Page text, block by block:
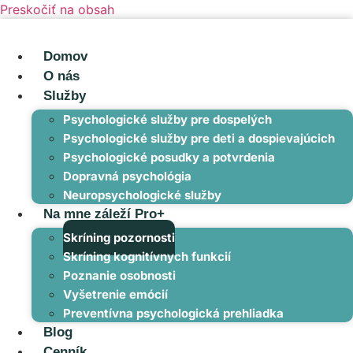
Preskočiť na obsah
Domov
O nás
Služby
Psychologické služby pre dospelých
Psychologické služby pre deti a dospievajúcich
Psychologické posudky a potvrdenia
Dopravná psychológia
Neuropsychologické služby
Na mne záleží Pro+
Skríning pozornosti
Skríning kognitívnych funkcií
Poznanie osobnosti
Vyšetrenie emócií
Preventívna psychologická prehliadka
Blog